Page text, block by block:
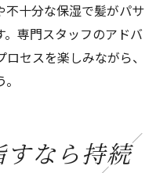
不十分な保湿で髪がパサ
専門スタッフのアドバ
セスを楽しみながら、
なら持続